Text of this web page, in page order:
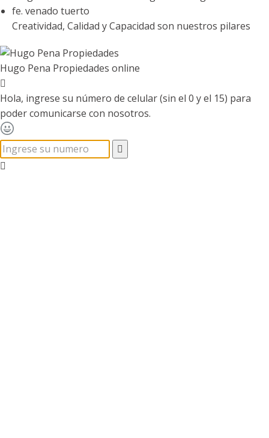
Creatividad, Calidad y Capacidad son nuestros pilares
Hugo Pena Propiedades online
Hola, ingrese su número de celular (sin el 0 y el 15) para
poder comunicarse con nosotros.